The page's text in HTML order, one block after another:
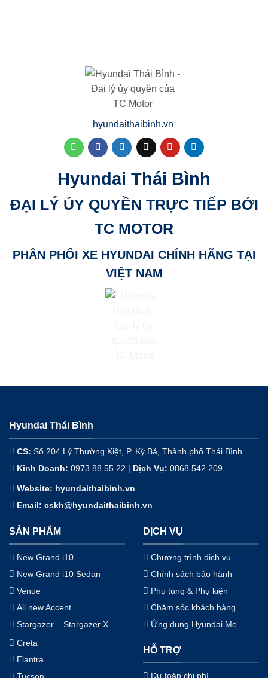
hyundaithaibinh.vn
Hyundai Thái Bình
ĐẠI LÝ ỦY QUYỀN TRỰC TIẾP BỞI
TC MOTOR
PHÂN PHỐI XE HYUNDAI CHÍNH HÃNG TẠI
VIỆT NAM
Hyundai Thái Bình
CS: Số 204 Lý Thường Kiệt, P. Kỳ Bá, Thành phố Thái Bình.
Kinh Doanh: 0973 88 55 22 | Dịch Vụ: 0868 542 209
Website: hyundaithaibinh.vn
Email: cskh@hyundaithaibinh.vn
SẢN PHẨM
New Grand i10
New Grand i10 Sedan
Venue
All new Accent
Stargazer – Stargazer X
Creta
Elantra
Tucson
DỊCH VỤ
Chương trình dịch vụ
Chính sách bảo hành
Phụ tùng & Phụ kiện
Chăm sóc khách hàng
Ứng dụng Hyundai Me
HỖ TRỢ
Dự toán chi phí